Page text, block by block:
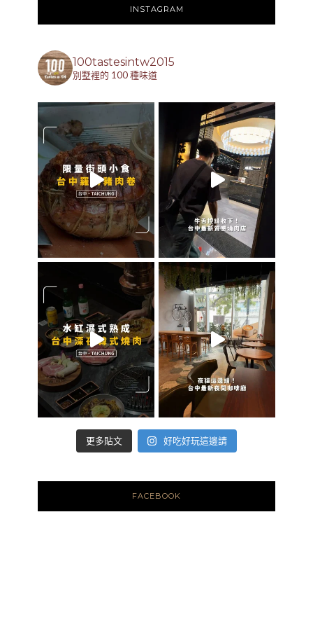
INSTAGRAM
100tastesintw2015
別墅裡的 100 種味道
更多貼文 好吃好玩這邊請
FACEBOOK